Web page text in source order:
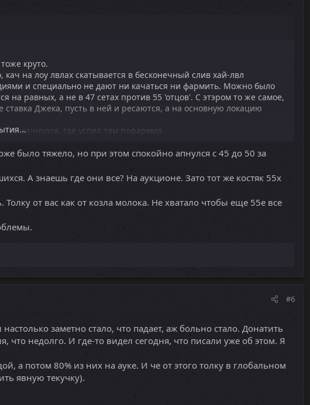
круто.
на лоу лвлах скатывается в бесконечный слив хай-лвл
и специально не дают ни качаться ни фармить. Можно было
на равных, а не в 47 сетах против 55 'отцов'. С этэром то же самое,
Джека, пусть в ней и ресаются, а на основную локацию
качнулся, где успел там пофармил.
было тяжело, но при этом спокойно апнулся с 45 до 50 за
А знаешь где они все? На аукционе. Зато тот же костяк 55х
от вас как от козла молока. Не хватало чтобы еще 55е все
#6
заметно стало, что падает, аж больно стало. Донатить
недолго. И где-то видел сегодня, что писали уже об этом. Я
а потом 80% из них на ауке. И че от этого толку в глобальном
явную текучку).